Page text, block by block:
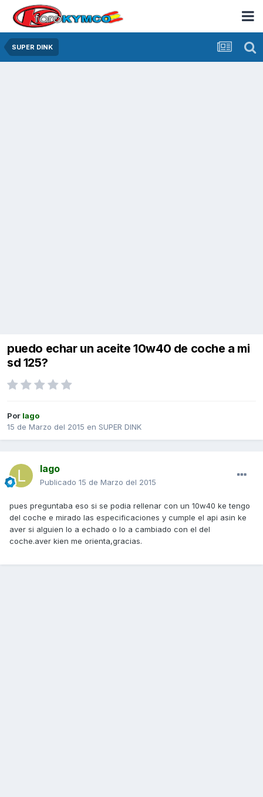
SUPER DINK
puedo echar un aceite 10w40 de coche a mi
sd 125?
Por lago
15 de Marzo del 2015 en SUPER DINK
lago
Publicado 15 de Marzo del 2015
pues preguntaba eso si se podia rellenar con un 10w40 ke tengo
del coche e mirado las especificaciones y cumple el api asin ke
aver si alguien lo a echado o lo a cambiado con el del
coche.aver kien me orienta,gracias.